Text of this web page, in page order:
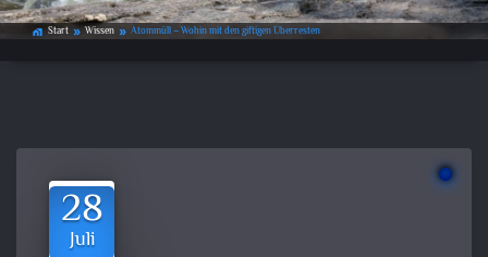
home_work Start double_arrow Wissen double_arrow Atommüll – Wohin mit den giftigen Überresten
28
Juli